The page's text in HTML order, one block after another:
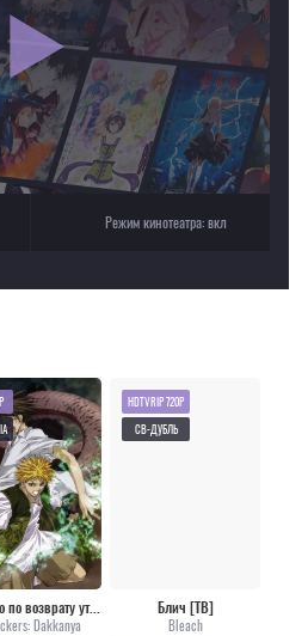
установить VPN
семерка
Режим кинотеатра:вкл
Агентство по возврату утраченного
Dakkanya
Блич [ТВ]
Bleach
HDTVRIP 720P
СВ-ДУБЛЬ